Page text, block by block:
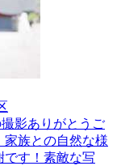
影ありがとうご
家族との自然な様
です！素敵な写